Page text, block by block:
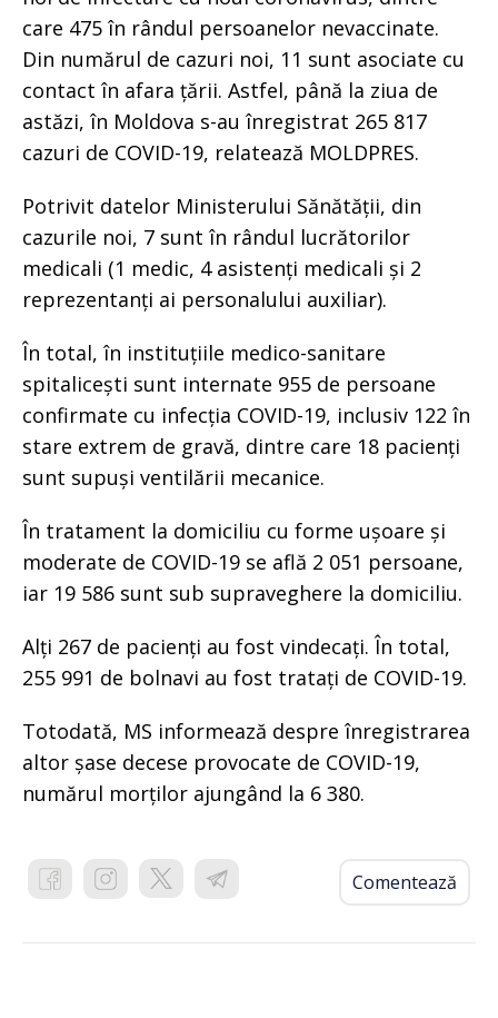
care 475 în rândul persoanelor nevaccinate.
Din numărul de cazuri noi, 11 sunt asociate cu
contact în afara țării. Astfel, până la ziua de
astăzi, în Moldova s-au înregistrat 265 817
cazuri de COVID-19, relatează MOLDPRES.
Potrivit datelor Ministerului Sănătății, din
cazurile noi, 7 sunt în rândul lucrătorilor
medicali (1 medic, 4 asistenți medicali și 2
reprezentanți ai personalului auxiliar).
În total, în instituțiile medico-sanitare
spitalicești sunt internate 955 de persoane
confirmate cu infecția COVID-19, inclusiv 122 în
stare extrem de gravă, dintre care 18 pacienți
sunt supuși ventilării mecanice.
În tratament la domiciliu cu forme ușoare și
moderate de COVID-19 se află 2 051 persoane,
iar 19 586 sunt sub supraveghere la domiciliu.
Alți 267 de pacienți au fost vindecați. În total,
255 991 de bolnavi au fost tratați de COVID-19.
Totodată, MS informează despre înregistrarea
altor șase decese provocate de COVID-19,
numărul morților ajungând la 6 380.
Comentează